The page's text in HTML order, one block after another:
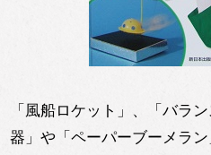
「風船ロケット」、「バラ
器」や「ペーパーブーメラ